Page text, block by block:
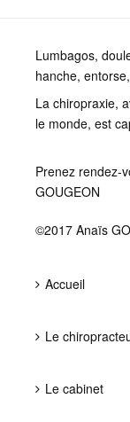
Lumbagos,
hanche,
La chiropraxie,
le monde, est
Prenez rendez-
GOUGEON
©2017 Anaïs
Accueil
Le
Le cabinet